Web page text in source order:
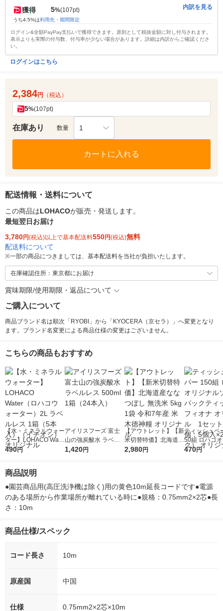
獲得 5%(107pt)
うち4.5%は利用先・期間限定
内訳を見る
ログイン&全額PayPay支払いで獲得できます。原則として税抜金額に対し付与されます。
表示よりも実際の付与数、付与率が少ない場合があります。詳細は内訳からご確認くださ
い。
ログインはこちら
2,384円 （税込）
5%(107pt)
在庫あり 数量 1
カートに入れる
配送情報・送料について
この商品はLOHACOが販売・発送します。
最短翌日お届け
3,780円(税込)以上で基本配送料550円(税込)無料
配送料について
※一部の商品につきましては、基本配送料を当社が負担いたします。
在庫確認住所：東京都にお届け
賞味期限/使用期限・返品について
ご購入について
商品ブランド名は順次「RYOBI」から「KYOCERA（京セラ）」へ変更となり
ます。ブランド名変更による商品仕様の変更はございません。
こちらの商品もおすすめ
【水・ミネラルウォー
ター】LOHACO Wate
r（ロハコウォータ
シ） オリジナル
490円
アイリスフーズ 富士
山の強炭酸水 ラベル
レス 500ml 1箱（24
1,420円
【アウトレット】【新
米切替特価】北海道産
ななつぼし 無洗米 5k
2,980円
ティッシュペ
50組 ロハコ
ルソフトパッ
オリジナル
470円
商品説明
●園芸商品用(高圧洗浄機は除く)用の黄色10m延長コードです●電源
のある場所から作業場所が離れている時に●規格：0.75mm2×2芯●長
さ：10m
商品仕様/スペック
コード長さ 10m
原産国 中国
仕様 0.75mm2×2芯×10m